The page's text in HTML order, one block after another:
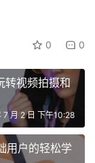
0 0
转视频拍摄和
7 月 2 日 下午10:28
用户的轻松学